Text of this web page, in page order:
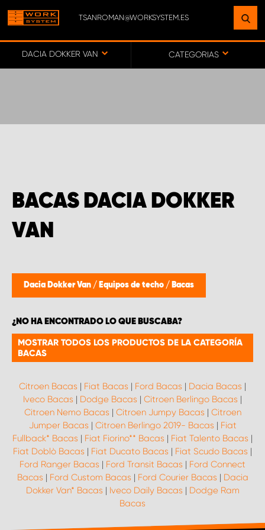
TSANROMAN@WORKSYSTEM.ES
DACIA DOKKER VAN CATEGORIAS
BACAS DACIA DOKKER
VAN
Dacia Dokker Van / Equipos de techo / Bacas
¿NO HA ENCONTRADO LO QUE BUSCABA?
MOSTRAR TODOS LOS PRODUCTOS DE LA CATEGORÍA
BACAS
Citroen Bacas | Fiat Bacas | Ford Bacas | Dacia Bacas |
Iveco Bacas | Dodge Bacas | Citroen Berlingo Bacas |
Citroen Nemo Bacas | Citroen Jumpy Bacas | Citroen
Jumper Bacas | Citroen Berlingo 2019- Bacas | Fiat
Fullback* Bacas | Fiat Fiorino** Bacas | Fiat Talento Bacas |
Fiat Doblò Bacas | Fiat Ducato Bacas | Fiat Scudo Bacas |
Ford Ranger Bacas | Ford Transit Bacas | Ford Connect
Bacas | Ford Custom Bacas | Ford Courier Bacas | Dacia
Dokker Van* Bacas | Iveco Daily Bacas | Dodge Ram
Bacas
ENCUENTRE UNA INSTALACIÓN
CERCA DE USTED